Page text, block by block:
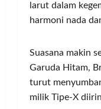
larut dalam
harmoni nada
Suasana makin
Garuda Hitam,
turut
milik Tipe-X